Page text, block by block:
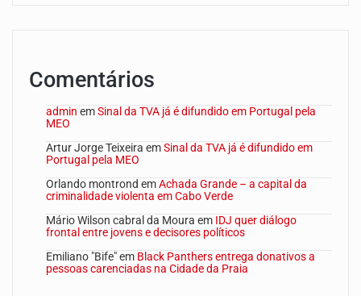
Comentários
admin emSinal da TVA já é difundido em Portugal pela
MEO
Artur Jorge Teixeira emSinal da TVA já é difundido em
Portugal pela MEO
Orlando montrond emAchada Grande – a capital da
criminalidade violenta em Cabo Verde
Mário Wilson cabral da Moura em IDJ quer diálogo
frontal entre jovens e decisores políticos
Emiliano "Bife"em Black Panthers entrega donativos a
pessoas carenciadas na Cidade da Praia